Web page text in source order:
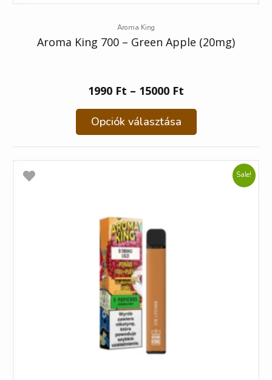
Aroma King
Aroma King 700 – Green Apple (20mg)
1990 Ft – 15000 Ft
Opciók választása
Sale!